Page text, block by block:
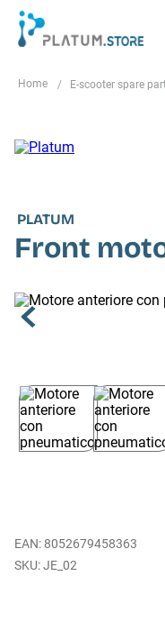
E-scooter spare
PLATUM
Front
EAN: 8052679458363
JE_02